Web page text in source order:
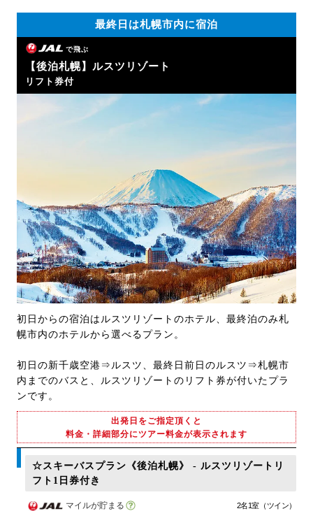
最終日は札幌市内に宿泊
で飛ぶ
【後泊札幌】ルスツリゾート
リフト券付
初日からの宿泊はルスツリゾートのホテル、最終泊のみ札
幌市内のホテルから選べるプラン。
初日の新千歳空港⇒ルスツ、最終日前日のルスツ⇒札幌市
内までのバスと、ルスツリゾートのリフト券が付いたプラ
ンです。
出発日をご指定頂くと
料金・詳細部分にツアー料金が表示されます
☆スキーバスプラン《後泊札幌》 - ルスツリゾートリ
フト1日券付き
マイルが貯まる
2名1室（ツイン）